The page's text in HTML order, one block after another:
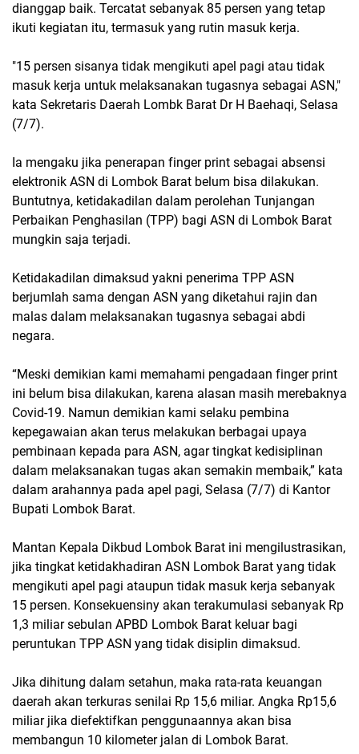
dianggap baik. Tercatat sebanyak 85 persen yang tetap
ikuti kegiatan itu, termasuk yang rutin masuk kerja.
"15 persen sisanya tidak mengikuti apel pagi atau tidak
masuk kerja untuk melaksanakan tugasnya sebagai ASN,"
kata Sekretaris Daerah Lombk Barat Dr H Baehaqi, Selasa
(7/7).
Ia mengaku jika penerapan finger print sebagai absensi
elektronik ASN di Lombok Barat belum bisa dilakukan.
Buntutnya, ketidakadilan dalam perolehan Tunjangan
Perbaikan Penghasilan (TPP) bagi ASN di Lombok Barat
mungkin saja terjadi.
Ketidakadilan dimaksud yakni penerima TPP ASN
berjumlah sama dengan ASN yang diketahui rajin dan
malas dalam melaksanakan tugasnya sebagai abdi
negara.
“Meski demikian kami memahami pengadaan finger print
ini belum bisa dilakukan, karena alasan masih merebaknya
Covid-19. Namun demikian kami selaku pembina
kepegawaian akan terus melakukan berbagai upaya
pembinaan kepada para ASN, agar tingkat kedisiplinan
dalam melaksanakan tugas akan semakin membaik,” kata
dalam arahannya pada apel pagi, Selasa (7/7) di Kantor
Bupati Lombok Barat.
Mantan Kepala Dikbud Lombok Barat ini mengilustrasikan,
jika tingkat ketidakhadiran ASN Lombok Barat yang tidak
mengikuti apel pagi ataupun tidak masuk kerja sebanyak
15 persen. Konsekuensiny akan terakumulasi sebanyak Rp
1,3 miliar sebulan APBD Lombok Barat keluar bagi
peruntukan TPP ASN yang tidak disiplin dimaksud.
Jika dihitung dalam setahun, maka rata-rata keuangan
daerah akan terkuras senilai Rp 15,6 miliar. Angka Rp15,6
miliar jika diefektifkan penggunaannya akan bisa
membangun 10 kilometer jalan di Lombok Barat.